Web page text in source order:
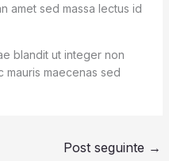
amet sed massa lectus id
blandit ut integer non
mauris maecenas sed
Post seguinte →